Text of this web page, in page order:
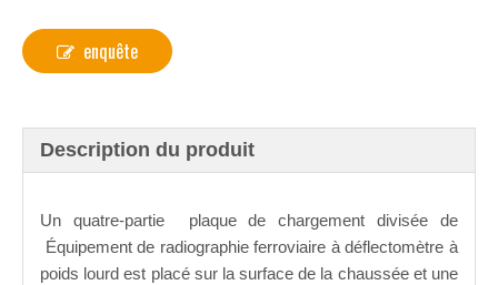
enquête
Description du produit
Un quatre-partieplaque de chargement divisée de
Équipement de radiographie ferroviaire à déflectomètre à
poids lourd est placé sur la surface de la chaussée et une